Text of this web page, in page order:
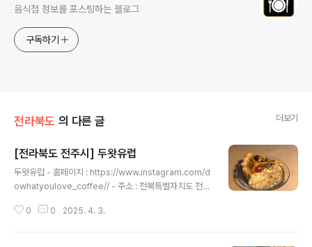
음식점 정보를 포스팅하는 블로그
구독하기
전라북도 의 다른 글 더보기
[전라북도 전주시] 두왓유럽
두왓유럽 - 홈페이지 : https://www.instagram.com/d
owhatyoulove_coffee// - 주소 : 전북특별자치도 전주
은 아늑한 카페 분위기로 많은 이들에게 사랑받는 장소다.
0 0 2025. 4. 3.